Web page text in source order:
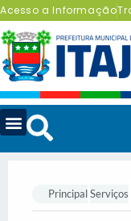
Acesso a Informação
PrincipalServiços